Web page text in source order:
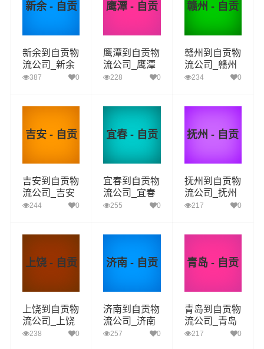
新余 - 自贡
新余到自贡物
流公司_新余
到自贡货运_
387 0
鹰潭 - 自贡
鹰潭到自贡物
流公司_鹰潭
到自贡货运_
228 0
赣州 - 自贡
赣州到自贡物
流公司_赣州
到自贡货运_
234 0
吉安 - 自贡
吉安到自贡物
流公司_吉安
到自贡货运_
244 0
宜春 - 自贡
宜春到自贡物
流公司_宜春
到自贡货运_
255 0
抚州 - 自贡
抚州到自贡物
流公司_抚州
到自贡货运_
217 0
上饶 - 自贡
上饶到自贡物
流公司_上饶
到自贡货运_
238 0
济南 - 自贡
济南到自贡物
流公司_济南
到自贡货运_
257 0
青岛 - 自贡
青岛到自贡物
流公司_青岛
到自贡货运_
217 0